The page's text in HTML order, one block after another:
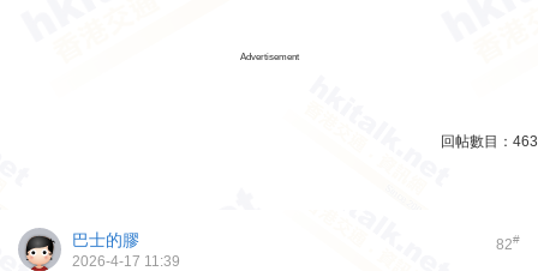
Advertisement
回帖數目： 463
82#
巴士的膠
2026-4-17 11:39